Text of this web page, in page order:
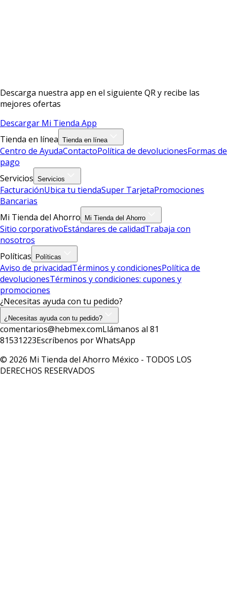
Descarga nuestra app en el siguiente QR y recibe las
mejores ofertas
Descargar Mi Tienda App
Tienda en línea Tienda en línea
Centro de AyudaContactoPolítica de devolucionesFormas de
pago
Servicios Servicios
FacturaciónUbica tu tiendaSuper TarjetaPromociones
Bancarias
Mi Tienda del Ahorro
Mi Tienda del Ahorro
Sitio corporativoEstándares de calidadTrabaja con
nosotros
Políticas
Políticas
Aviso de privacidadTérminos y condicionesPolítica de
devolucionesTérminos y condiciones: cupones y
promociones
¿Necesitas ayuda con tu pedido?
¿Necesitas ayuda con tu pedido?
comentarios@hebmex.comLlámanos al 81
81531223Escríbenos por WhatsApp
© 2026 Mi Tienda del Ahorro México - TODOS LOS
DERECHOS RESERVADOS